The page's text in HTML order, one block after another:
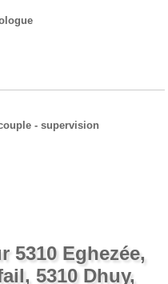
- supervision
5310 Eghezée,
5310 Dhuy,